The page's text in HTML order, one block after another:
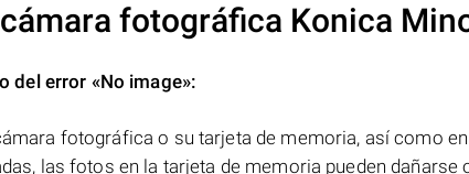
fotográfica Konica
del error «No image»:
fotográfica o su tarjeta de memoria, así como en
las fotos en la tarjeta de memoria pueden dañarse